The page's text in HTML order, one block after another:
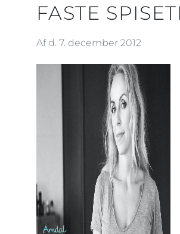
FASTE
Af d. 7. december 2012